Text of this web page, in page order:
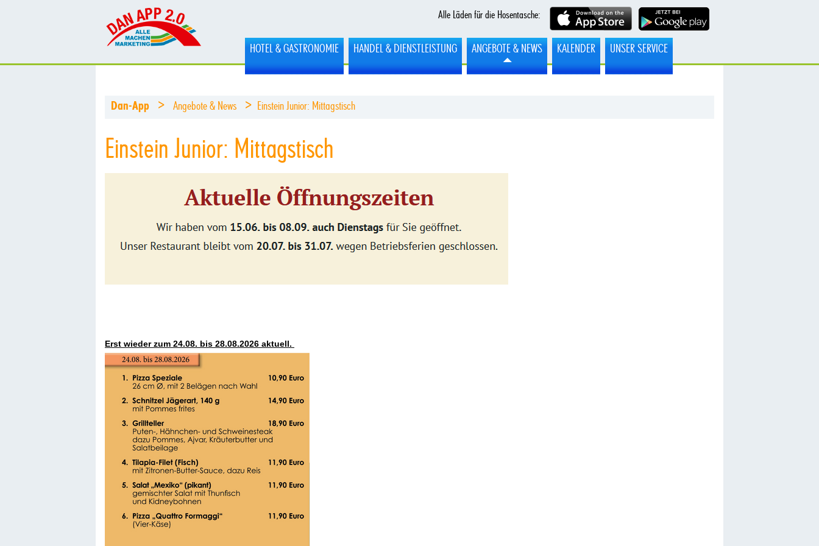
Alle Läden für die Hosentasche:
HOTEL & GASTRONOMIE HANDEL & DIENSTLEISTUNG ANGEBOTE & NEWS KALENDER UNSER SERVICE
Dan-App > Angebote & News > Einstein Junior: Mittagstisch
Einstein Junior: Mittagstisch
Erst wieder zum 24.08. bis 28.08.2026 aktuell.